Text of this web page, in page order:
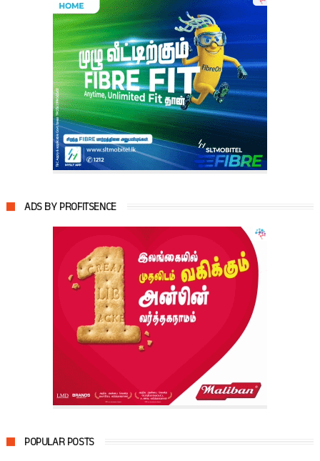
ADS BY PROFITSENCE
POPULAR POSTS